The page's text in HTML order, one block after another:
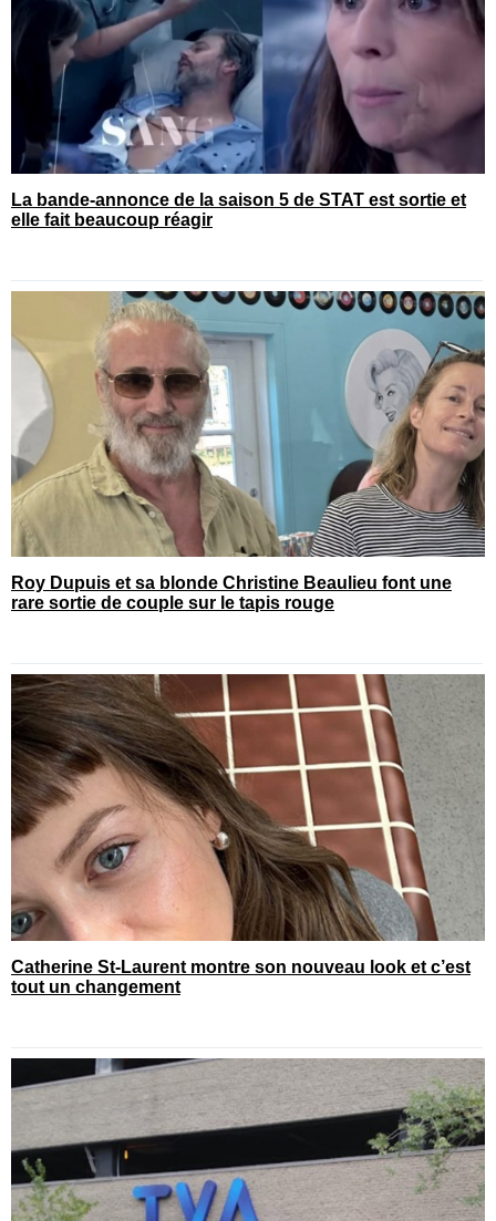
La bande-annonce de la saison 5 de STAT est sortie et
elle fait beaucoup réagir
Roy Dupuis et sa blonde Christine Beaulieu font une
rare sortie de couple sur le tapis rouge
Catherine St-Laurent montre son nouveau look et c’est
tout un changement